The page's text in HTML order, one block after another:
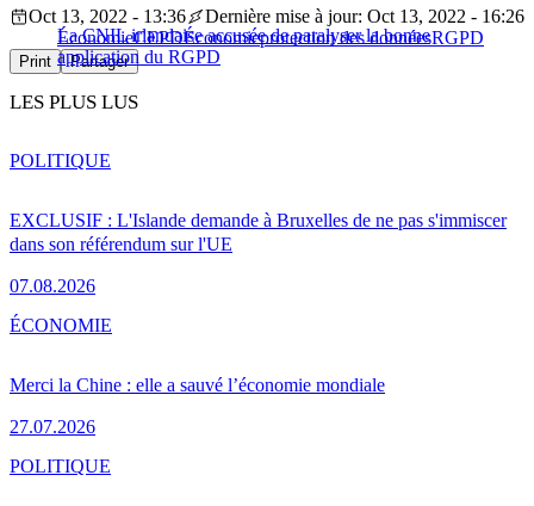
La CNIL irlandaise accusée de paralyser la bonne
application du RGPD
Oct 13, 2022 - 13:36
Dernière mise à jour: Oct 13, 2022 - 16:26
ÉconomieCEPDÉconomieprotection des donnéesRGPD
Print Partager
LES PLUS LUS
EXCLUSIF : L'Islande demande à Bruxelles de ne pas s'immiscer
dans son référendum sur l'UE
07.08.2026
POLITIQUE
Merci la Chine : elle a sauvé l’économie mondiale
27.07.2026
ÉCONOMIE
POLITIQUE